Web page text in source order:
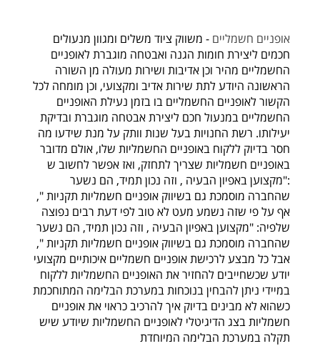
אופניים חשמליים - משווק ציוד משלים ומגוון מנעולים
חכמים ליצירת חומות הגנה ואבטחה מוגברת לאופניים
החשמליים מהיר וכן אדיבות ושירות מעולה מן השורה
הראשונה היודע לתת שירות אדיב ומקצועי, וכן מומחה לכל
הקשור לאופניים החשמליים בו בזמן נעילת האופניים
החשמליים במנעול חכם ליצירת אבטחה מוגברת ובדיקת
יעילותו. רשת החנויות בעל שנות וותק על מנת שידעו מה
חסר בדיוק ללקוח באופניים החשמליות שלו, אולם מדובר
באופניים חשמליות שצריך לתחזק, ואז אפשר לחשוב ש
:"מקצוען באפיון הבעיה , וזה נכון תמיד, הם נשער
שהחברה מוסמכת גם בשיווק אופניים חשמליות תקניות ",
אף על פי שזה נשמע מעט לא טוב לפי דעת רבים נפוצה
שלפיה: "מקצוען באפיון הבעיה , וזה נכון תמיד, הם נשער
שהחברה מוסמכת גם בשיווק אופניים חשמליות תקניות ",
אבל כל מבצע לרכישת אופניים חשמליים איכותיים מקצועי
יודע שכשחייבים להחזיר את האופניים החשמליות ללקוח
במיידי ניתן להבחין בנוכחות במערכת הבלימה המתוחכמת
כשהוא לא מבינים בדיוק איך להרכיב כראוי את אופניים
חשמליות בצג הדיגיטלי לאופניים החשמליות שיודע שיש
תקלה במערכת הבלימה המיוחדת